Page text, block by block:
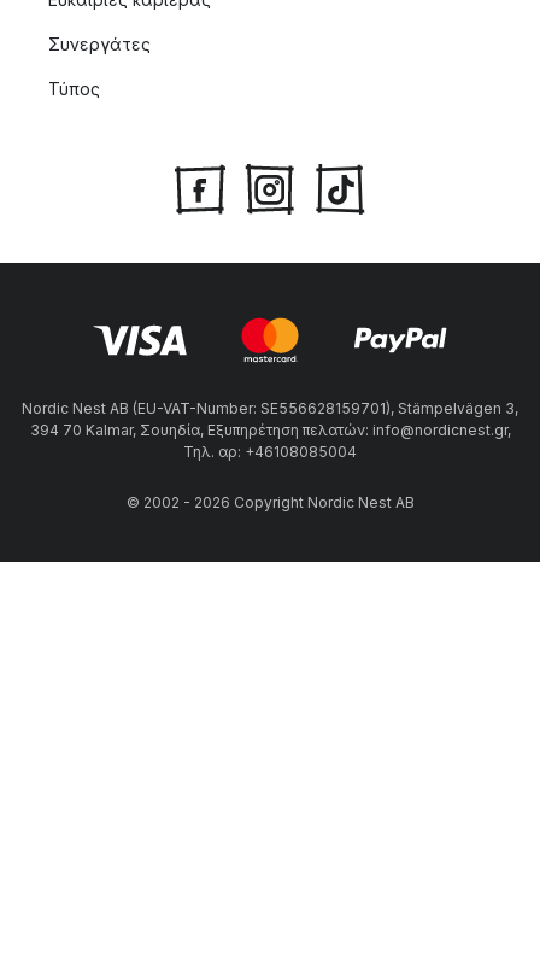
Συνεργάτες
Τύπος
Nordic Nest AB (EU-VAT-Number: SE556628159701), Stämpelvägen 3,
394 70 Kalmar, Σουηδία, Εξυπηρέτηση πελατών: info@nordicnest.gr,
Τηλ. αρ: +46108085004
© 2002 - 2026 Copyright Nordic Nest AB